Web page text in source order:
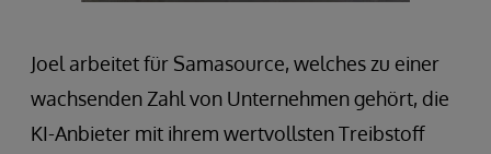
Joel arbeitet für Samasource, welches zu einer
wachsenden Zahl von Unternehmen gehört, die
KI-Anbieter mit ihrem wertvollsten Treibstoff